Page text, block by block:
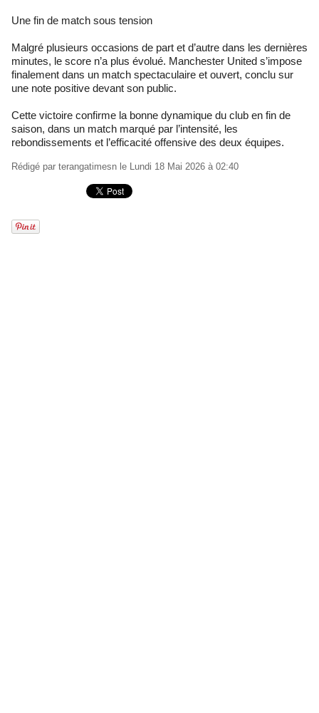
Une fin de match sous tension
Malgré plusieurs occasions de part et d’autre dans les dernières
minutes, le score n’a plus évolué. Manchester United s’impose
finalement dans un match spectaculaire et ouvert, conclu sur
une note positive devant son public.
Cette victoire confirme la bonne dynamique du club en fin de
saison, dans un match marqué par l’intensité, les
rebondissements et l’efficacité offensive des deux équipes.
Rédigé par terangatimesn le Lundi 18 Mai 2026 à 02:40